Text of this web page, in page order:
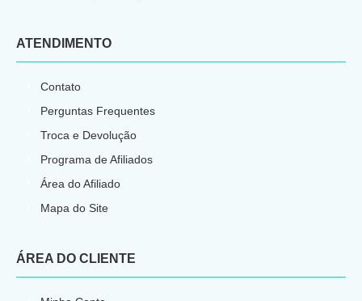
ATENDIMENTO
Contato
Perguntas Frequentes
Troca e Devolução
Programa de Afiliados
Área do Afiliado
Mapa do Site
ÁREA DO CLIENTE